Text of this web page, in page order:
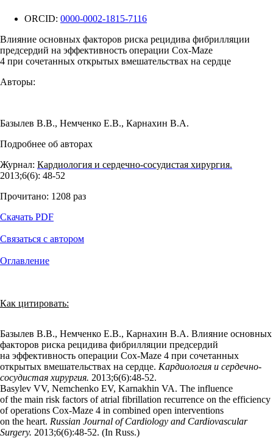
ORCID: 0000-0002-1815-7116
Влияние основных факторов риска рецидива фибрилляции
предсердий на эффективность операции Cox-Maze
4 при сочетанных открытых вмешательствах на сердце
Авторы:
Базылев В.В., Немченко Е.В., Карнахин В.А.
Подробнее об авторах
Журнал: Кардиология и сердечно-сосудистая хирургия.
2013;6(6): 48‑52
Прочитано: 1208 раз
Скачать PDF
Связаться с автором
Оглавление
Как цитировать:
Базылев В.В., Немченко Е.В., Карнахин В.А. Влияние основных
факторов риска рецидива фибрилляции предсердий
на эффективность операции Cox-Maze 4 при сочетанных
открытых вмешательствах на сердце. Кардиология и сердечно-
сосудистая хирургия. 2013;6(6):48‑52.
Basylev VV, Nemchenko EV, Karnakhin VA. The influence
of the main risk factors of atrial fibrillation recurrence on the efficiency
of operations Cox-Maze 4 in combined open interventions
on the heart. Russian Journal of Cardiology and Cardiovascular
Surgery. 2013;6(6):48‑52. (In Russ.)